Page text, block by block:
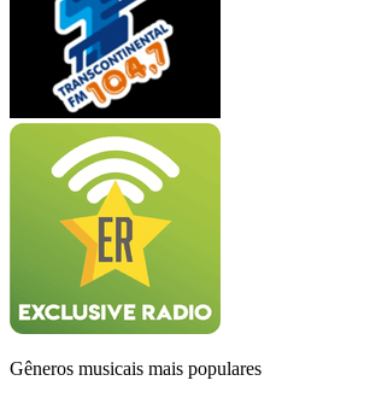
Gêneros musicais mais populares